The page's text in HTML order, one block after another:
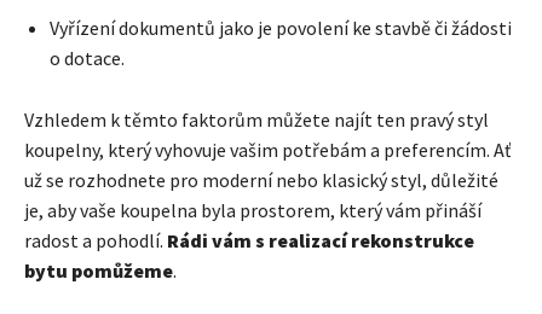
Vyřízení dokumentů jako je povolení ke stavbě či žádosti
o dotace.
Vzhledem k těmto faktorům můžete najít ten pravý styl
koupelny, který vyhovuje vašim potřebám a preferencím. Ať
už se rozhodnete pro moderní nebo klasický styl, důležité
je, aby vaše koupelna byla prostorem, který vám přináší
radost a pohodlí. Rádi vám s realizací rekonstrukce
bytu pomůžeme.